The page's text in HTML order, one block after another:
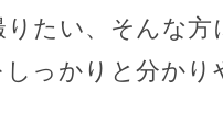
りたい、そんな
っかりと分かり